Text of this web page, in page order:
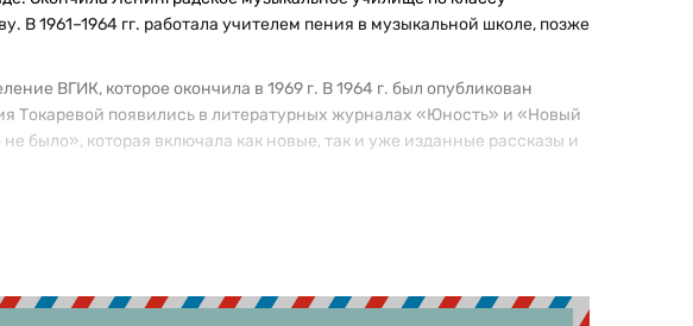
В 1961–1964 гг. работала учителем пения в музыкальной школе, позже
ВГИК, которое окончила в 1969 г. В 1964 г. был опубликован
Токаревой появились в литературных журналах «Юность» и «Новый
было», которая включала как новые, так и уже изданные рассказы и